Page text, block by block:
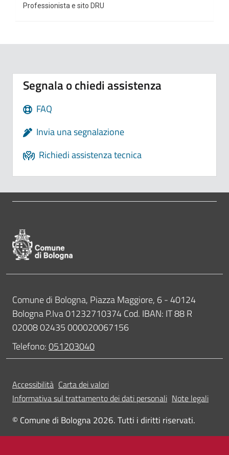
Professionista e sito DRU
Segnala o chiedi assistenza
FAQ
Invia una segnalazione
Richiedi assistenza tecnica
Contatti
Comune di Bologna, Piazza Maggiore, 6 - 40124
Bologna P.Iva 01232710374 Cod. IBAN: IT 88 R
02008 02435 000020067156
Telefono:051203040
Accessibilità Carta dei valori
Informativa sul trattamento dei dati personali Note legali
© Comune di Bologna 2026. Tutti i diritti riservati.